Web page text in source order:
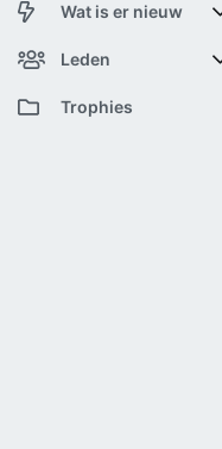
Nieuwe berichten
Zoek forums
Wat is er nieuw
Featured content
Nieuwe berichten
Leden
Huidige bezoekers
Trophies